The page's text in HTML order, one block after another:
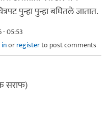
पुन्हा पुन्हा बघितले जातात.
- 05:53
orregisterto post comments
सराफ)